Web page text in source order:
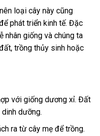
loại cây này cũng
phát triển kinh tế. Đặc
nhân giống và chúng ta
trồng thủy sinh hoặc
với giống dương xỉ. Đất
dưỡng.
ra từ cây mẹ để trồng.